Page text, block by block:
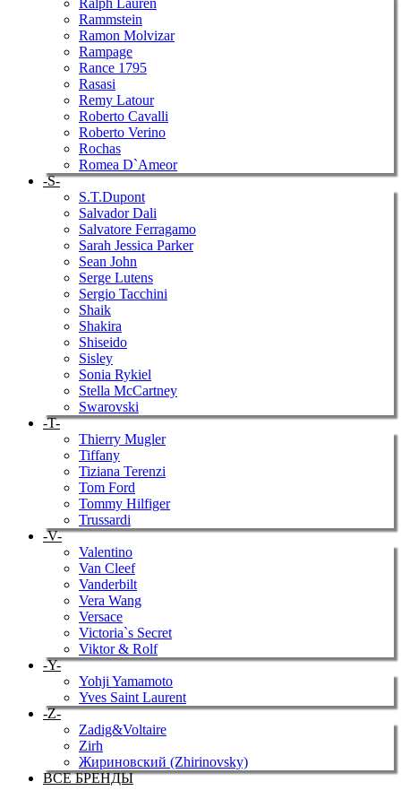
Rammstein
Ramon Molvizar
Rampage
Rance 1795
Rasasi
Remy Latour
Roberto Cavalli
Roberto Verino
Rochas
Romea D`Ameor
-S-
S.T.Dupont
Salvador Dali
Salvatore Ferragamo
Sarah Jessica Parker
Sean John
Serge Lutens
Sergio Tacchini
Shaik
Shakira
Shiseido
Sisley
Sonia Rykiel
Stella McCartney
Swarovski
-T-
Thierry Mugler
Tiffany
Tiziana Terenzi
Tom Ford
Tommy Hilfiger
Trussardi
-V-
Valentino
Van Cleef
Vanderbilt
Vera Wang
Versace
Victoria`s Secret
Viktor & Rolf
-Y-
Yohji Yamamoto
Yves Saint Laurent
-Z-
Zadig&Voltaire
Zirh
Жириновский (Zhirinovsky)
ВСЕ БРЕНДЫ